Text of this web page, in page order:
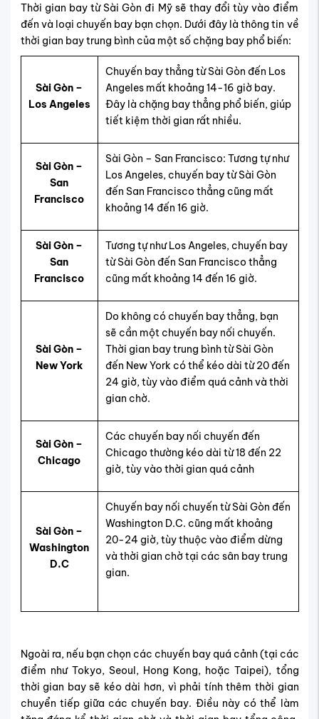
Thời gian bay từ Sài Gòn đi Mỹ sẽ thay đổi tùy vào điểm
đến và loại chuyến bay bạn chọn. Dưới đây là thông tin về
thời gian bay trung bình của một số chặng bay phổ biến:
Sài Gòn –
Los Angeles
Chuyến bay thẳng từ Sài Gòn đến Los
Angeles mất khoảng 14-16 giờ bay.
Đây là chặng bay thẳng phổ biến, giúp
tiết kiệm thời gian rất nhiều.
Sài Gòn –
San
Francisco
Sài Gòn – San Francisco: Tương tự như
Los Angeles, chuyến bay từ Sài Gòn
đến San Francisco thẳng cũng mất
khoảng 14 đến 16 giờ.
Sài Gòn –
San
Francisco
Tương tự như Los Angeles, chuyến bay
từ Sài Gòn đến San Francisco thẳng
cũng mất khoảng 14 đến 16 giờ.
Sài Gòn –
New York
Do không có chuyến bay thẳng, bạn
sẽ cần một chuyến bay nối chuyến.
Thời gian bay trung bình từ Sài Gòn
đến New York có thể kéo dài từ 20 đến
24 giờ, tùy vào điểm quá cảnh và thời
gian chờ.
Sài Gòn –
Chicago
Các chuyến bay nối chuyến đến
Chicago thường kéo dài từ 18 đến 22
giờ, tùy vào thời gian quá cảnh
Sài Gòn –
Washington
D.C
Chuyến bay nối chuyến từ Sài Gòn đến
Washington D.C. cũng mất khoảng
20-24 giờ, tùy thuộc vào điểm dừng
và thời gian chờ tại các sân bay trung
gian.
Ngoài ra, nếu bạn chọn các chuyến bay quá cảnh (tại các
điểm như Tokyo, Seoul, Hong Kong, hoặc Taipei), tổng
thời gian bay sẽ kéo dài hơn, vì phải tính thêm thời gian
chuyển tiếp giữa các chuyến bay. Điều này có thể làm